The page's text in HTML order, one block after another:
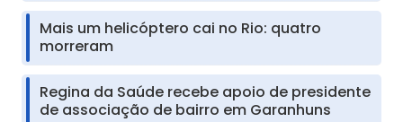
Mais um helicóptero cai no Rio: quatro
morreram
Regina da Saúde recebe apoio de presidente
de associação de bairro em Garanhuns